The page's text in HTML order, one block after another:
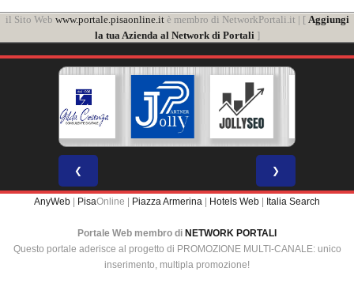
il Sito Web www.portale.pisaonline.itè membro di NetworkPortali.it | [ Aggiungi
la tua Azienda al Network di Portali]
❮ ❯
AnyWeb PisaOnline | Piazza Armerina Hotels Web Italia Search
Portale Web membro di NETWORK PORTALI
Questo portale aderisce al progetto di PROMOZIONE MULTI-CANALE: unico
inserimento, multipla promozione!